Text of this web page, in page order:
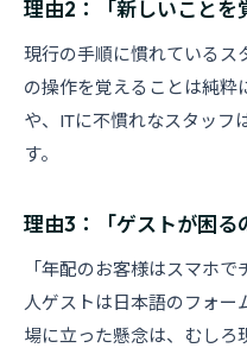
理由2：「新しいことを
現行の手順に慣れているス
の操作を覚えることは純粋
や、ITに不慣れなスタッフ
す。
理由3：「ゲストが困る
「年配のお客様はスマホ
人ゲストは日本語のフォー
場に立った懸念は、むしろ